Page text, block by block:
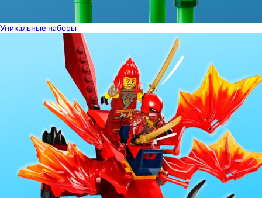
Уникальные наборы